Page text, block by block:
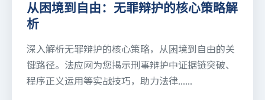
从困境到自由：无罪辩护的核心策略解
析
深入解析无罪辩护的核心策略，从困境到自由的关
键路径。法应网为您揭示刑事辩护中证据链突破、
程序正义运用等实战技巧，助力法律......